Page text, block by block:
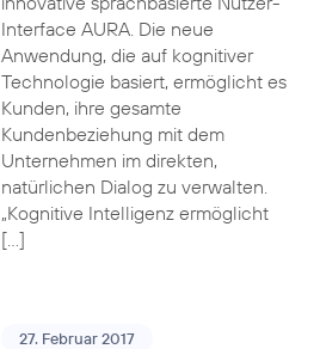
Interface AURA. Die neue
Anwendung, die auf kognitiver
Technologie basiert, ermöglicht es
Kunden, ihre gesamte
Kundenbeziehung mit dem
Unternehmen im direkten,
natürlichen Dialog zu verwalten.
„Kognitive Intelligenz ermöglicht
[…]
27. Februar 2017